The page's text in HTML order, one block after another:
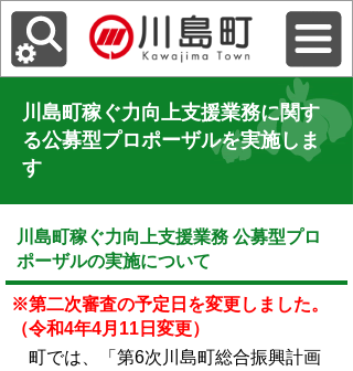
川島町稼ぐ力向上支援業務に関す
る公募型プロポーザルを実施しま
す
川島町稼ぐ力向上支援業務 公募型プロ
ポーザルの実施について
※第二次審査の予定日を変更しました。
（令和4年4月11日変更）
町では、「第6次川島町総合振興計画